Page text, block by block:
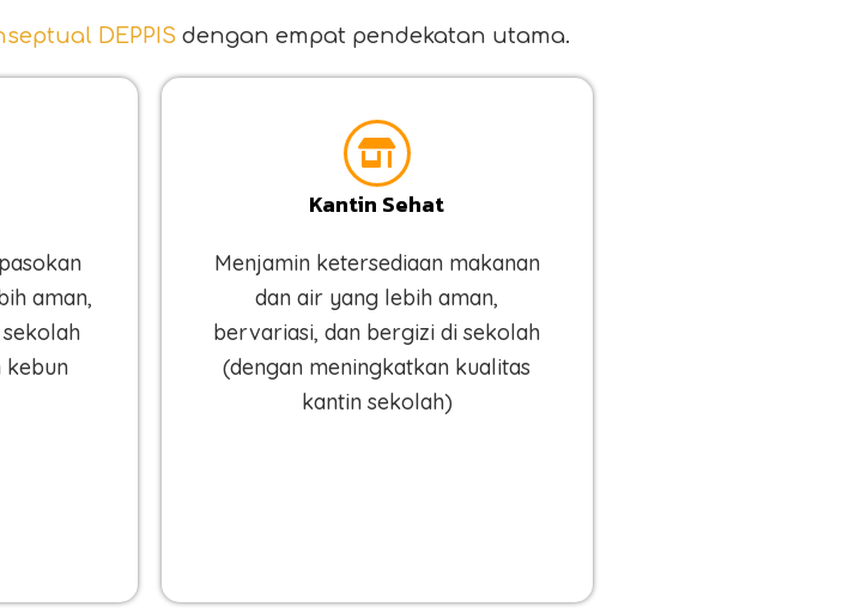
DEPPIS dengan empat pendekatan utama.
aman,
kebun
Kantin Sehat
Menjamin ketersediaan makanan
dan air yang lebih aman,
bervariasi, dan bergizi di sekolah
(dengan meningkatkan kualitas
kantin sekolah)